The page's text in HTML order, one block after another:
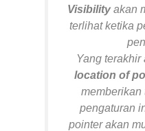
Visibilityakan
terlihat ketika
Yang
location of
memberikan
pengaturan
pointer akan